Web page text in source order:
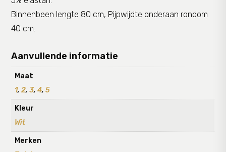
Binnenbeen lengte 80 cm, Pijpwijdte onderaan rondom
40 cm.
Aanvullende informatie
Maat
1,2,3,4,5
Kleur
Wit
Merken